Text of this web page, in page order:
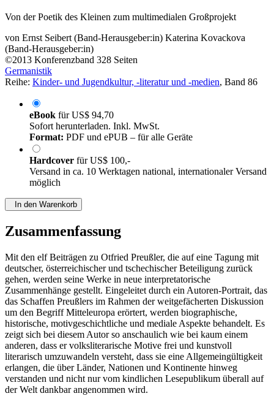
Von der Poetik des Kleinen zum multimedialen Großprojekt
von Ernst Seibert (Band-Herausgeber:in) Katerina Kovackova
(Band-Herausgeber:in)
©2013 Konferenzband 328 Seiten
Germanistik
Reihe: Kinder- und Jugendkultur, -literatur und -medien, Band 86
eBook fürUS$ 94,70
Sofort herunterladen. Inkl. MwSt.
Format: PDF und ePUB – für alle Geräte
Hardcover fürUS$ 100,-
Versand in ca. 10 Werktagen national, internationaler Versand
möglich
In den Warenkorb
Zusammenfassung
Mit den elf Beiträgen zu Otfried Preußler, die auf eine Tagung mit
deutscher, österreichischer und tschechischer Beteiligung zurück
gehen, werden seine Werke in neue interpretatorische
Zusammenhänge gestellt. Eingeleitet durch ein Autoren-Portrait, das
das Schaffen Preußlers im Rahmen der weitgefächerten Diskussion
um den Begriff Mitteleuropa erörtert, werden biographische,
historische, motivgeschichtliche und mediale Aspekte behandelt. Es
zeigt sich bei diesem Autor so anschaulich wie bei kaum einem
anderen, dass er volksliterarische Motive frei und kunstvoll
literarisch umzuwandeln versteht, dass sie eine Allgemeingültigkeit
erlangen, die über Länder, Nationen und Kontinente hinweg
verstanden und nicht nur vom kindlichen Lesepublikum überall auf
der Welt dankbar angenommen wird.